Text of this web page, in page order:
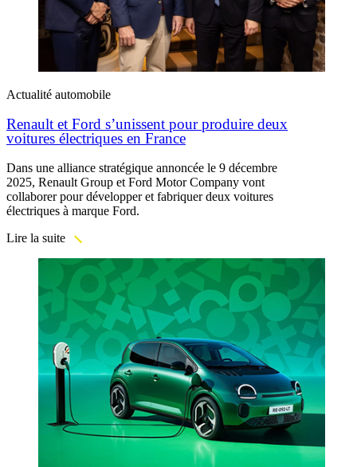
Actualité automobile
Renault et Ford s’unissent pour produire deux
voitures électriques en France
Dans une alliance stratégique annoncée le 9 décembre
2025, Renault Group et Ford Motor Company vont
collaborer pour développer et fabriquer deux voitures
électriques à marque Ford.
Lire la suite